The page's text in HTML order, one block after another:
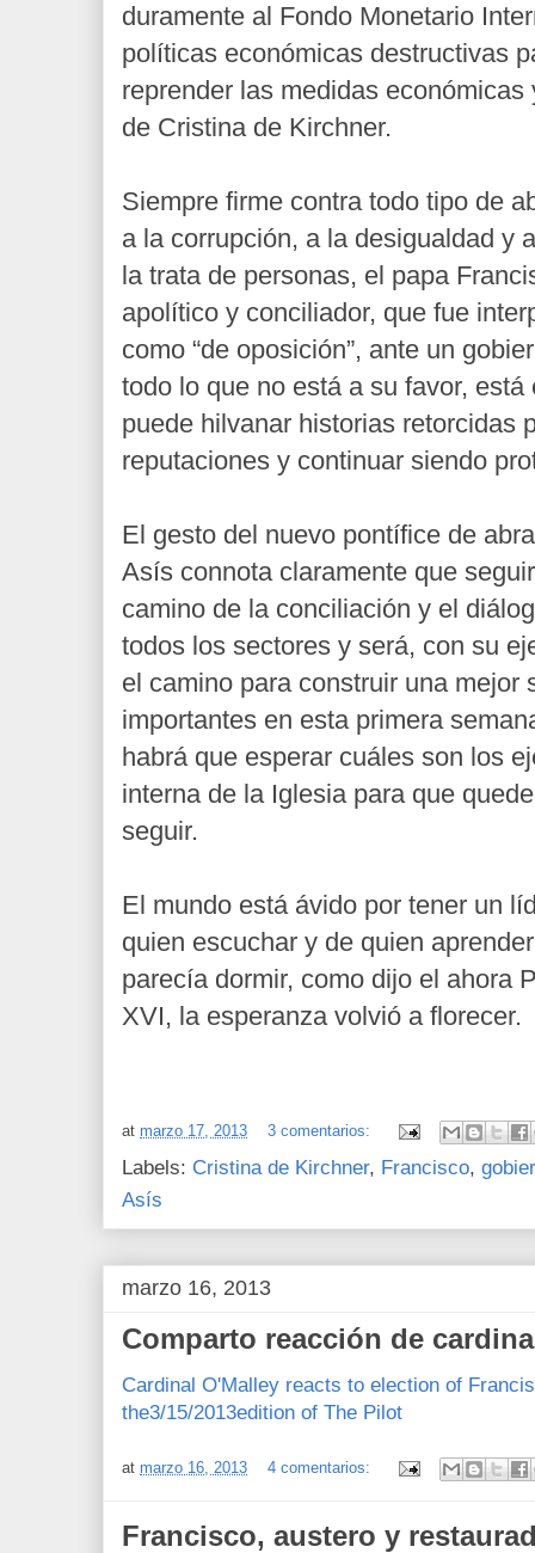
duramente al Fondo Monetario
políticas económicas destructivas
reprender las medidas
de Cristina de Kirchner.
Siempre firme contra todo tipo de
a la corrupción, a la desigualdad y
la trata de personas, el papa
apolítico y conciliador, que fue
como “de oposición”, ante un
todo lo que no está a su favor,
puede hilvanar historias retorcidas
reputaciones y continuar siendo
El gesto del nuevo pontífice de
Asís connota claramente que
camino de la conciliación y el
todos los sectores y será, con su
el camino para construir una mejor
importantes en esta primera
habrá que esperar cuáles son los
interna de la Iglesia para que
seguir.
El mundo está ávido por tener un
quien escuchar y de quien
parecía dormir, como dijo el ahora
XVI, la esperanza volvió a florecer.
at marzo 17, 2013 3 comentarios:
Labels: Cristina de Kirchner, Francisco,
Asís
marzo 16, 2013
Comparto reacción de
Cardinal O'Malley reacts to election of
the3/15/2013edition of The Pilot
at marzo 16, 2013 4 comentarios:
Francisco, austero y